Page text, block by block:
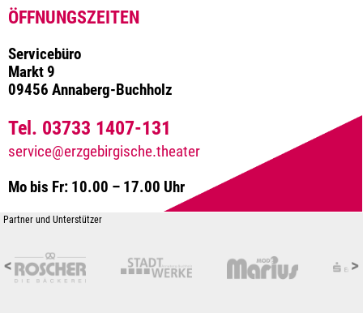
ÖFFNUNGSZEITEN
Servicebüro
Markt 9
09456 Annaberg-Buchholz
Tel. 03733 1407-131
service@erzgebirgische.theater
Mo bis Fr: 10.00 – 17.00 Uhr
Partner und Unterstützer
< >